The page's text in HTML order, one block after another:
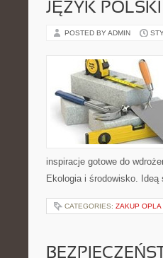
JĘZYK POLSKI
POSTED BY ADMIN
inspiracje gotowe do
Ekologia i środowisko.
CATEGORIES: ZAKUP OPLA